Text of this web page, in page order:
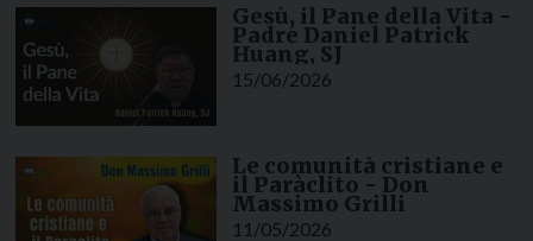
Gesù, il Pane della Vita -
Padre Daniel Patrick
Huang, SJ
15/06/2026
Le comunità cristiane e
il Paràclito - Don
Massimo Grilli
11/05/2026